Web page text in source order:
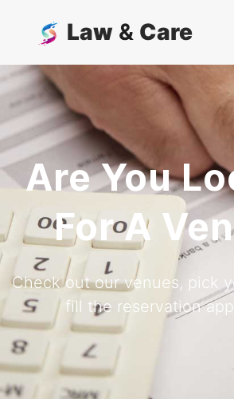
Law & Care
Are You
For A
Check out our venues, pick
fill the reservation